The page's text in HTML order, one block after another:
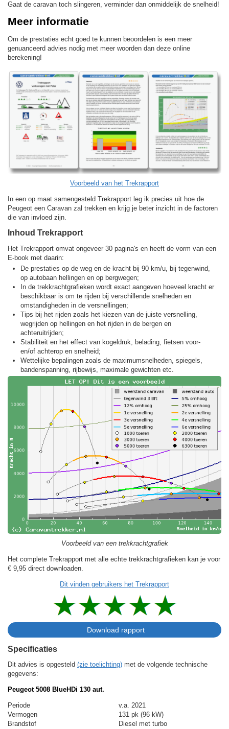
Gaat de caravan toch slingeren, verminder dan onmiddelijk de snelheid!
Meer informatie
Om de prestaties echt goed te kunnen beoordelen is een meer
genuanceerd advies nodig met meer woorden dan deze online
berekening!
Voorbeeld van het Trekrapport
In een op maat samengesteld Trekrapport leg ik precies uit hoe de
Peugeot een Caravan zal trekken en krijg je beter inzicht in de factoren
die van invloed zijn.
Inhoud Trekrapport
Het Trekrapport omvat ongeveer 30 pagina's en heeft de vorm van een
E-book met daarin:
De prestaties op de weg en de kracht bij 90 km/u, bij tegenwind,
op autobaan hellingen en op bergwegen;
In de trekkracht­grafieken wordt exact aangeven hoeveel kracht er
beschikbaar is om te rijden bij verschillende snelheden en
omstandigheden in de versnellingen;
Tips bij het rijden zoals het kiezen van de juiste versnelling,
wegrijden op hellingen en het rijden in de bergen en
achteruitrijden;
Stabiliteit en het effect van kogeldruk, belading, fietsen voor-
en/of achterop en snelheid;
Wettelijke bepalingen zoals de maximumsnelheden, spiegels,
bandenspanning, rijbewijs, maximale gewichten etc.
Voorbeeld van een trekkrachtgrafiek
Het complete Trekrapport met alle echte trekkrachtgrafieken kan je voor
€ 9,95 direct downloaden.
Dit vinden gebruikers het Trekrapport
Specificaties
Dit advies is opgesteld (zie toelichting) met de volgende technische
gegevens:
Peugeot 5008 BlueHDi 130 aut.
Periode
v.a. 2021
Vermogen
131 pk (96 kW)
Brandstof
Diesel met turbo